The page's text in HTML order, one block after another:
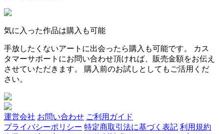
気に入った作品は購入も可能
手放したくないアートに出会ったら購入も可能です。 カス
タマーサポートにお問い合わせ頂ければ、販売金額をお伝え
させていただきます。 購入前のお試しとしてもご活用くだ
さい。
運営会社 お問い合わせ ご利用ガイド
プライバシーポリシー 特定商取引法に基づく表記 利用規約